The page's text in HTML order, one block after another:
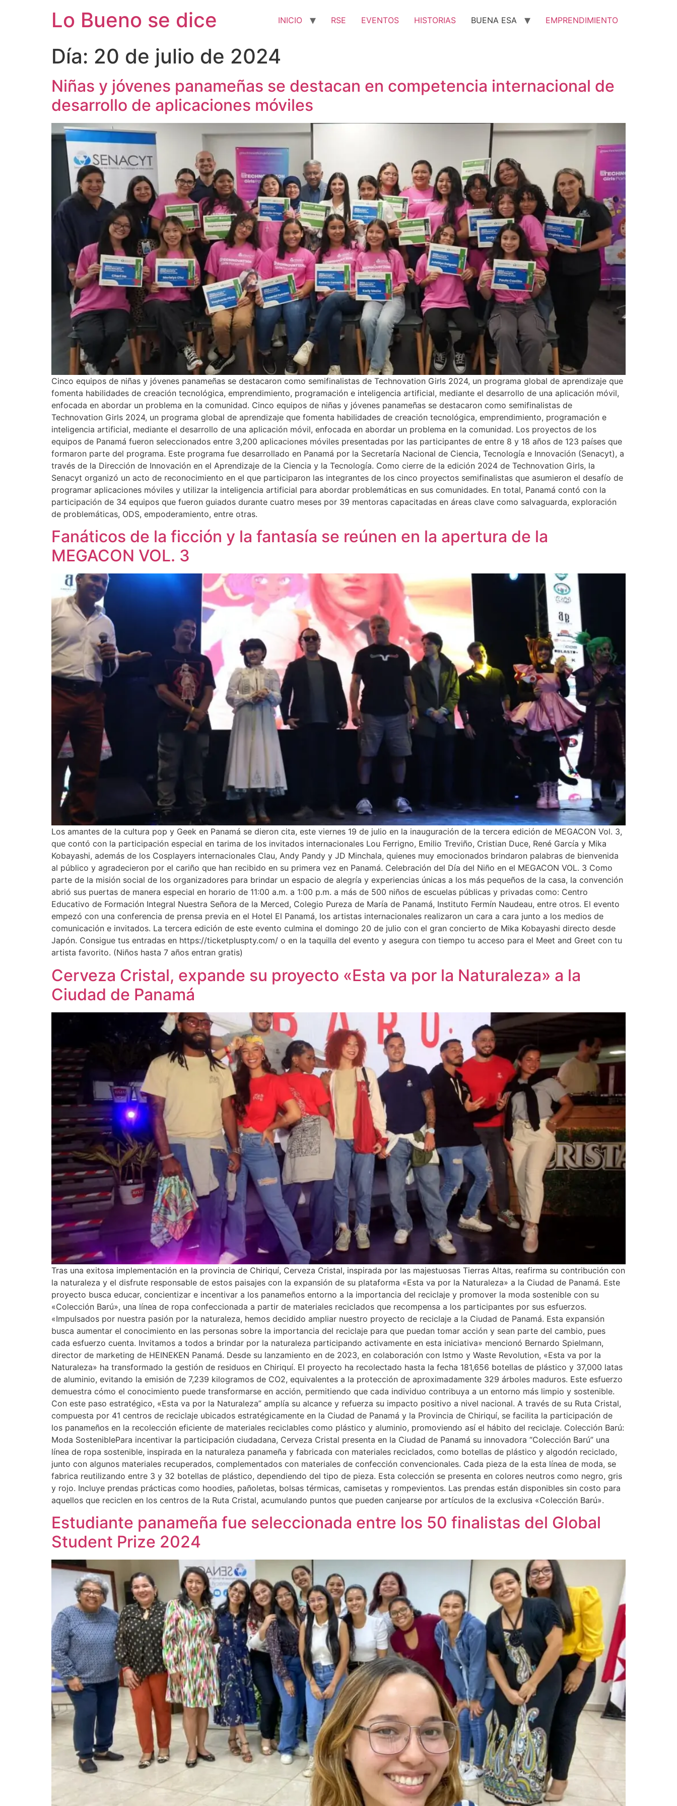
Lo Bueno se dice INICIO RSE EVENTOS HISTORIAS BUENA ESA EMPRENDIMIENTO
Día: 20 de julio de 2024
Niñas y jóvenes panameñas se destacan en competencia internacional de
desarrollo de aplicaciones móviles
Cinco equipos de niñas y jóvenes panameñas se destacaron como semifinalistas de Technovation Girls 2024, un programa global de aprendizaje que
fomenta habilidades de creación tecnológica, emprendimiento, programación e inteligencia artificial, mediante el desarrollo de una aplicación móvil,
enfocada en abordar un problema en la comunidad. Cinco equipos de niñas y jóvenes panameñas se destacaron como semifinalistas de
Technovation Girls 2024, un programa global de aprendizaje que fomenta habilidades de creación tecnológica, emprendimiento, programación e
inteligencia artificial, mediante el desarrollo de una aplicación móvil, enfocada en abordar un problema en la comunidad. Los proyectos de los
equipos de Panamá fueron seleccionados entre 3,200 aplicaciones móviles presentadas por las participantes de entre 8 y 18 años de 123 países que
formaron parte del programa. Este programa fue desarrollado en Panamá por la Secretaría Nacional de Ciencia, Tecnología e Innovación (Senacyt), a
través de la Dirección de Innovación en el Aprendizaje de la Ciencia y la Tecnología. Como cierre de la edición 2024 de Technovation Girls, la
Senacyt organizó un acto de reconocimiento en el que participaron las integrantes de los cinco proyectos semifinalistas que asumieron el desafío de
programar aplicaciones móviles y utilizar la inteligencia artificial para abordar problemáticas en sus comunidades. En total, Panamá contó con la
participación de 34 equipos que fueron guiados durante cuatro meses por 39 mentoras capacitadas en áreas clave como salvaguarda, exploración
de problemáticas, ODS, empoderamiento, entre otras.
Fanáticos de la ficción y la fantasía se reúnen en la apertura de la
MEGACON VOL. 3
Los amantes de la cultura pop y Geek en Panamá se dieron cita, este viernes 19 de julio en la inauguración de la tercera edición de MEGACON Vol. 3,
que contó con la participación especial en tarima de los invitados internacionales Lou Ferrigno, Emilio Treviño, Cristian Duce, René García y Mika
Kobayashi, además de los Cosplayers internacionales Clau, Andy Pandy y JD Minchala, quienes muy emocionados brindaron palabras de bienvenida
al público y agradecieron por el cariño que han recibido en su primera vez en Panamá. Celebración del Día del Niño en el MEGACON VOL. 3 Como
parte de la misión social de los organizadores para brindar un espacio de alegría y experiencias únicas a los más pequeños de la casa, la convención
abrió sus puertas de manera especial en horario de 11:00 a.m. a 1:00 p.m. a más de 500 niños de escuelas públicas y privadas como: Centro
Educativo de Formación Integral Nuestra Señora de la Merced, Colegio Pureza de María de Panamá, Instituto Fermín Naudeau, entre otros. El evento
empezó con una conferencia de prensa previa en el Hotel El Panamá, los artistas internacionales realizaron un cara a cara junto a los medios de
comunicación e invitados. La tercera edición de este evento culmina el domingo 20 de julio con el gran concierto de Mika Kobayashi directo desde
Japón. Consigue tus entradas en https://ticketpluspty.com/ o en la taquilla del evento y asegura con tiempo tu acceso para el Meet and Greet con tu
artista favorito. (Niños hasta 7 años entran gratis)
Cerveza Cristal, expande su proyecto «Esta va por la Naturaleza» a la
Ciudad de Panamá
Tras una exitosa implementación en la provincia de Chiriquí, Cerveza Cristal, inspirada por las majestuosas Tierras Altas, reafirma su contribución con
la naturaleza y el disfrute responsable de estos paisajes con la expansión de su plataforma «Esta va por la Naturaleza» a la Ciudad de Panamá. Este
proyecto busca educar, concientizar e incentivar a los panameños entorno a la importancia del reciclaje y promover la moda sostenible con su
«Colección Barú», una línea de ropa confeccionada a partir de materiales reciclados que recompensa a los participantes por sus esfuerzos.
«Impulsados por nuestra pasión por la naturaleza, hemos decidido ampliar nuestro proyecto de reciclaje a la Ciudad de Panamá. Esta expansión
busca aumentar el conocimiento en las personas sobre la importancia del reciclaje para que puedan tomar acción y sean parte del cambio, pues
cada esfuerzo cuenta. Invitamos a todos a brindar por la naturaleza participando activamente en esta iniciativa» mencionó Bernardo Spielmann,
director de marketing de HEINEKEN Panamá. Desde su lanzamiento en de 2023, en colaboración con Istmo y Waste Revolution, «Esta va por la
Naturaleza» ha transformado la gestión de residuos en Chiriquí. El proyecto ha recolectado hasta la fecha 181,656 botellas de plástico y 37,000 latas
de aluminio, evitando la emisión de 7,239 kilogramos de CO2, equivalentes a la protección de aproximadamente 329 árboles maduros. Este esfuerzo
demuestra cómo el conocimiento puede transformarse en acción, permitiendo que cada individuo contribuya a un entorno más limpio y sostenible.
Con este paso estratégico, «Esta va por la Naturaleza” amplía su alcance y refuerza su impacto positivo a nivel nacional. A través de su Ruta Cristal,
compuesta por 41 centros de reciclaje ubicados estratégicamente en la Ciudad de Panamá y la Provincia de Chiriquí, se facilita la participación de
los panameños en la recolección eficiente de materiales reciclables como plástico y aluminio, promoviendo así el hábito del reciclaje. Colección Barú:
Moda SosteniblePara incentivar la participación ciudadana, Cerveza Cristal presenta en la Ciudad de Panamá su innovadora “Colección Barú” una
línea de ropa sostenible, inspirada en la naturaleza panameña y fabricada con materiales reciclados, como botellas de plástico y algodón reciclado,
junto con algunos materiales recuperados, complementados con materiales de confección convencionales. Cada pieza de la esta línea de moda, se
fabrica reutilizando entre 3 y 32 botellas de plástico, dependiendo del tipo de pieza. Esta colección se presenta en colores neutros como negro, gris
y rojo. Incluye prendas prácticas como hoodies, pañoletas, bolsas térmicas, camisetas y rompevientos. Las prendas están disponibles sin costo para
aquellos que reciclen en los centros de la Ruta Cristal, acumulando puntos que pueden canjearse por artículos de la exclusiva «Colección Barú».
Estudiante panameña fue seleccionada entre los 50 finalistas del Global
Student Prize 2024